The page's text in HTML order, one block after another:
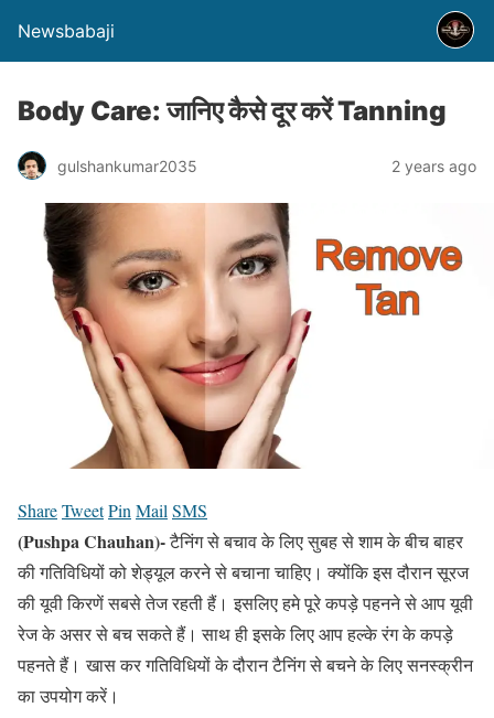
Newsbabaji
Body Care: जानिए कैसे दूर करें Tanning
gulshankumar2035 2 years ago
ShareTweetPin Mail SMS
(Pushpa Chauhan)-टैनिंग से बचाव के लिए सुबह से शाम के बीच बाहर
की गतिविधियों को शेड्यूल करने से बचाना चाहिए। क्योंकि इस दौरान सूरज
की यूवी किरणें सबसे तेज रहती हैं। इसलिए हमे पूरे कपड़े पहनने से आप यूवी
रेज के असर से बच सकते हैं। साथ ही इसके लिए आप हल्के रंग के कपड़े
पहनते हैं। खास कर गतिविधियों के दौरान टैनिंग से बचने के लिए सनस्क्रीन
का उपयोग करें।